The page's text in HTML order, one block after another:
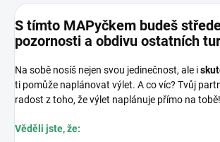
S tímto MAPyčkem budeš
pozornosti a obdivu ostatních
Na sobě nosíš nejen svou jedinečnost, ale i
ti pomůže naplánovat výlet. A co víc? Tvůj
radost z toho, že výlet naplánuje přímo na tobě!
Věděli jste, že: